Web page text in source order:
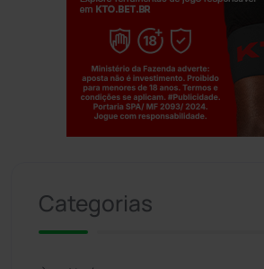
Categorias